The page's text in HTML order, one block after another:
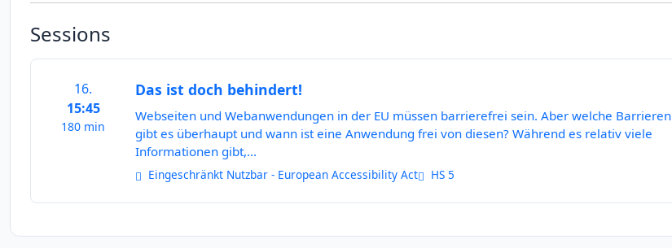
Sessions
16.
15:45
180 min
Das ist doch behindert!
Webseiten und Webanwendungen in der EU müssen barrierefrei sein. Aber welche Barrieren
gibt es überhaupt und wann ist eine Anwendung frei von diesen? Während es relativ viele
Informationen gibt,...
Eingeschränkt Nutzbar - European Accessibility Act HS 5